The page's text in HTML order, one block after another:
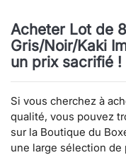
Acheter Lot de
Gris/Noir/Kaki
un prix sacrifié !
Si vous cherchez à
qualité, vous pouvez
sur la Boutique du
une large sélection de